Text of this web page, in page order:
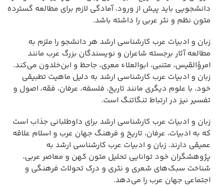
دانشجویی باید پیش از ورود، آمادگی لازم برای مطالعه گسترده
متون نظم و نثر عربی را داشته باشد.
زبان و ادبیات عرب کارشناسی ارشد هر دانشجو را ملزم به
مطالعه آثار برجسته شاعران و نویسندگان بزرگ عرب مانند
امرؤالقیس، متنبی، ابوالعلاء معری، جاحظ و ابن‌خلدون می‌کند.
زبان و ادبیات عرب کارشناسی ارشد به دلیل ماهیت تطبیقی
خود، با علوم دیگری مانند تاریخ، فلسفه، عرفان، فقه، اصول و
تفسیر نیز در ارتباط تنگاتنگ است.
زبان و ادبیات عرب کارشناسی ارشد برای داوطلبانی جذاب است
که به ادبیات، عرفان، تاریخ و فرهنگ جهان عرب و اسلام علاقه
عمیقی دارند. زبان و ادبیات عرب کارشناسی ارشد به
پژوهشگران خود توانایی تحلیل متون کهن و معاصر عربی،
شناخت سبک‌های شعری و نثری و درک تحولات فرهنگی و
اجتماعی جهان عرب را می‌دهد.